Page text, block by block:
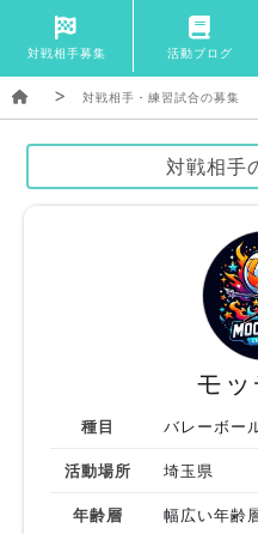
対戦相手募集 活動ブログ
対戦相手・練習試合の募集
対戦相手
モ
種目 バレーボー
活動場所 埼玉県
年齢層 幅広い年齢